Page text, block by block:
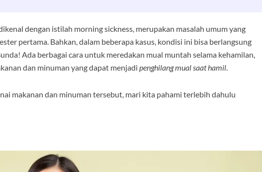
dengan istilah morning sickness, merupakan masalah umum yang
pertama. Bahkan, dalam beberapa kasus, kondisi ini bisa berlangsung
Ada berbagai cara untuk meredakan mual muntah selama kehamilan,
dan minuman yang dapat menjadi penghilang mual saat hamil.
makanan dan minuman tersebut, mari kita pahami terlebih dahulu